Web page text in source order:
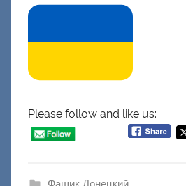
Please follow and like us: